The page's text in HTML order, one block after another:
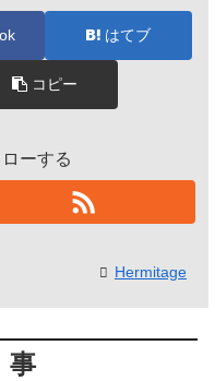
はてブ
コピー
ーする
Hermitage